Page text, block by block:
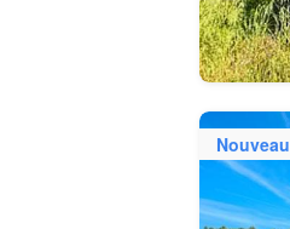
Nouveau